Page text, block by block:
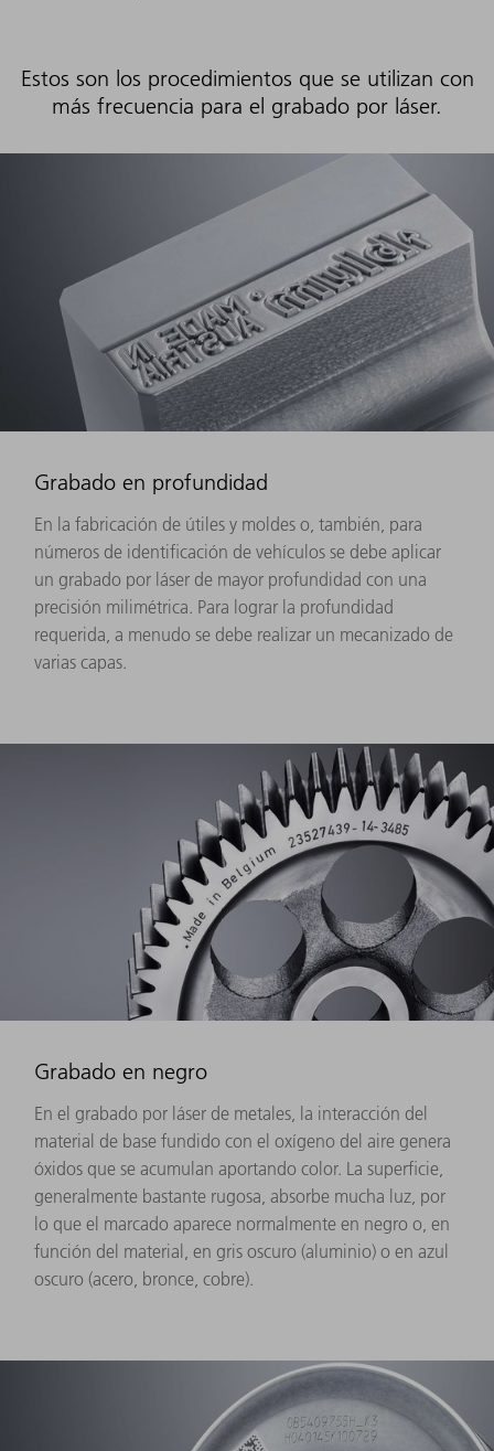
Estos son los procedimientos que se utilizan con
más frecuencia para el grabado por láser.
Grabado en profundidad
En la fabricación de útiles y moldes o, también, para
números de identificación de vehículos se debe aplicar
un grabado por láser de mayor profundidad con una
precisión milimétrica. Para lograr la profundidad
requerida, a menudo se debe realizar un mecanizado de
varias capas.
Grabado en negro
En el grabado por láser de metales, la interacción del
material de base fundido con el oxígeno del aire genera
óxidos que se acumulan aportando color. La superficie,
generalmente bastante rugosa, absorbe mucha luz, por
lo que el marcado aparece normalmente en negro o, en
función del material, en gris oscuro (aluminio) o en azul
oscuro (acero, bronce, cobre).